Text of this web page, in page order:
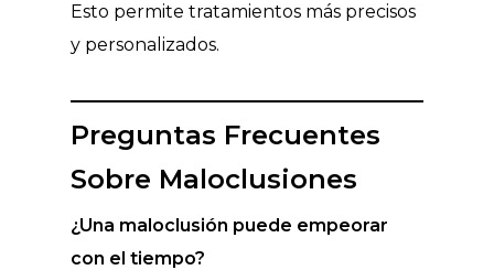
Esto permite tratamientos más precisos
y personalizados.
Preguntas Frecuentes
Sobre Maloclusiones
¿Una maloclusión puede empeorar
con el tiempo?